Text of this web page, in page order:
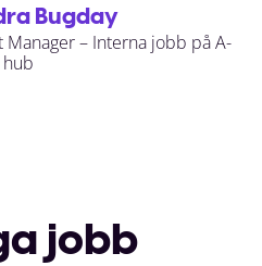
Bugday
– Interna jobb på A-
hub
jobb